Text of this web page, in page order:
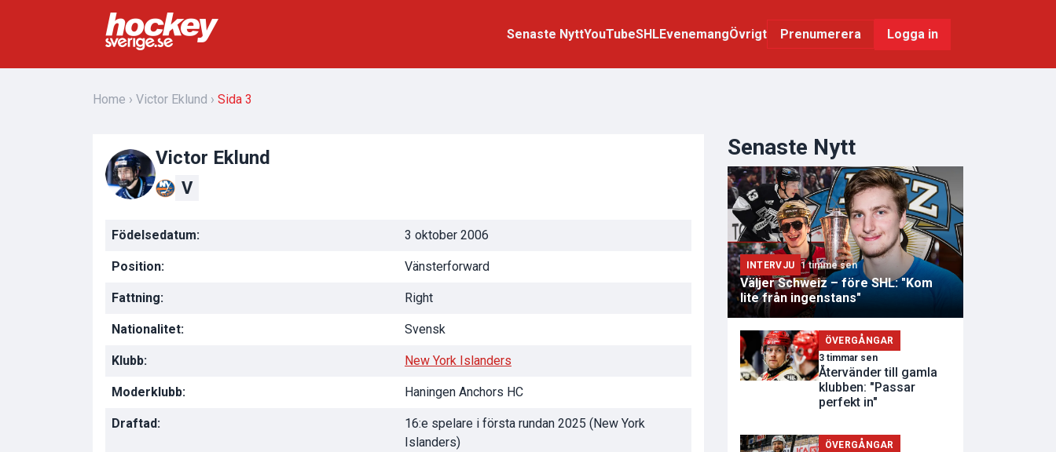
Senaste NyttYouTubeSHLEvenemangÖvrigt Prenumerera Logga in
Home Victor Eklund Sida 3
Victor Eklund
V
Födelsedatum: 3 oktober 2006
Position: Vänsterforward
Fattning: Right
Nationalitet: Svensk
Klubb: New York Islanders
Moderklubb: Haningen Anchors HC
Draftad:
16:e spelare i första rundan 2025 (New York
Islanders)
Senaste Nytt
INTERVJU 1 timme sen
Väljer Schweiz – före SHL: "Kom
lite från ingenstans"
ÖVERGÅNGAR
3 timmar sen
Återvänder till gamla
klubben: "Passar
perfekt in"
ÖVERGÅNGAR